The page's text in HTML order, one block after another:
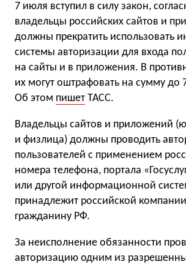
7 июля вступил в силу закон,
владельцы российских сайтов и
должны прекратить использовать
системы авторизации для входа
на сайты и в приложения. В
их могут оштрафовать на сумму до
Об этом пишет ТАСС.
Владельцы сайтов и приложений
и физлица) должны проводить
пользователей с применением
номера телефона, портала
или другой информационной
принадлежит российской
гражданину РФ.
За неисполнение обязанности
авторизацию одним из